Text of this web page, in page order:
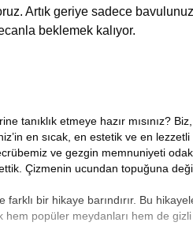
Artık geriye sadece
beklemek kalıyor.
tanıklık etmeye hazır mısınız?
en sıcak, en estetik ve en lezzetli
ve gezgin memnuniyeti
Çizmenin ucundan topuğuna
bir hikaye barındırır. Bu
hem popüler meydanları hem de